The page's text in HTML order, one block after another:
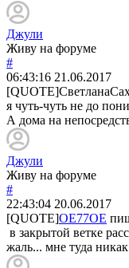
Джули
Живу на форуме
#
06:43:16 21.06.2017
[QUOTE]
я чуть-чуть не до
А дома на
Джули
Живу на форуме
#
22:43:04 20.06.2017
[QUOTE]OE77OE
в закрытой ветке
жаль... мне туда